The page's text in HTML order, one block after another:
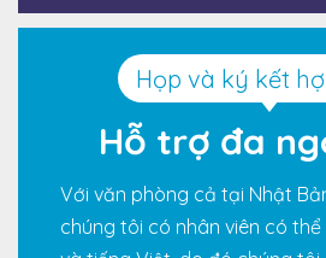
Họp và ký kết
Hỗ trợ đa
Với văn phòng cả tại Nhật
chúng tôi có nhân viên có